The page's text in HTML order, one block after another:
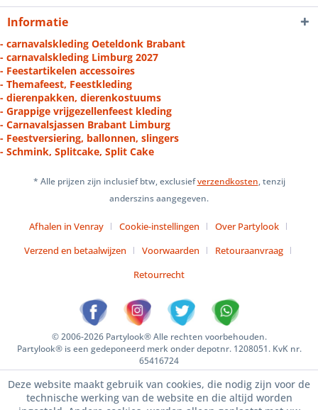
Informatie
- carnavalskleding Oeteldonk Brabant
- carnavalskleding Limburg 2027
- Feestartikelen accessoires
- Themafeest, Feestkleding
- dierenpakken, dierenkostuums
- Grappige vrijgezellenfeest kleding
- Carnavalsjassen Brabant Limburg
- Feestversiering, ballonnen, slingers
- Schmink, Splitcake, Split Cake
* Alle prijzen zijn inclusief btw, exclusiefverzendkosten, tenzij
anderszins aangegeven.
Afhalen in Venray Cookie-instellingen
Over Partylook
Verzend en betaalwijzen
Voorwaarden
Retouraanvraag
Retourrecht
© 2006-2026 Partylook® Alle rechten voorbehouden.
Partylook® is een gedeponeerd merk onder depotnr. 1208051. KvK nr.
65416724
Deze website maakt gebruik van cookies, die nodig zijn voor de
technische werking van de website en die altijd worden